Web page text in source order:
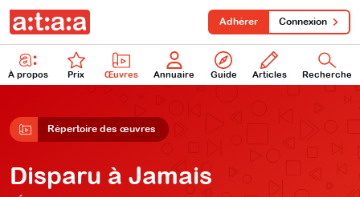
À propos Prix Œuvres Annuaire Guide Articles Recherche
Adhérer Connexion
Répertoire des œuvres
Disparu à Jamais